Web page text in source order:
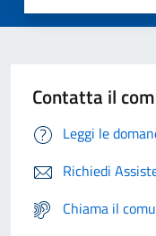
Contatta il
Leggi le
Richiedi
Chiama il